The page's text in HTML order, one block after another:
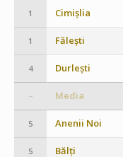
1 Cimișlia
1 Fălești
4 Durlești
– Media
5 Anenii Noi
5 Bălți